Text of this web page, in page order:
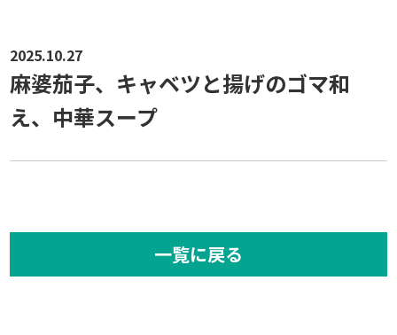
2025.10.27
麻婆茄子、キャベツと揚げのゴマ和
え、中華スープ
一覧に戻る